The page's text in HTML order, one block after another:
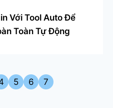
Với Tool Auto Để
Toàn Tự Động
5 6 7